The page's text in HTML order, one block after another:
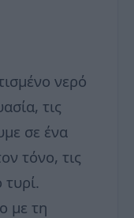
νερό
τις
σε ένα
τόνο, τις
τυρί.
με τη